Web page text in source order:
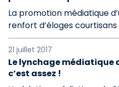
La promotion médiatique
renfort d’éloges
21 juillet 2017
Le lynchage médiatique
c’est assez !